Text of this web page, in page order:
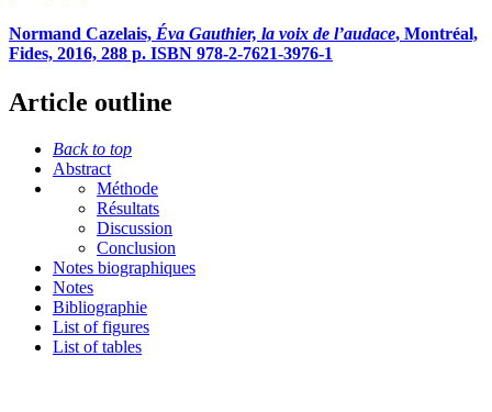
Normand Cazelais, Éva Gauthier, la voix de l’audace, Montréal,
Fides, 2016, 288 p. ISBN 978-2-7621-3976-1
Article outline
Back to top
Abstract
Méthode
Résultats
Discussion
Conclusion
Notes biographiques
Notes
Bibliographie
List of figures
List of tables